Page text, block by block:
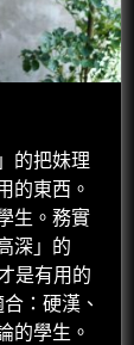
的把妹理
的東西。
生。務實
深」的
是有用的
：硬漢、
的學生。